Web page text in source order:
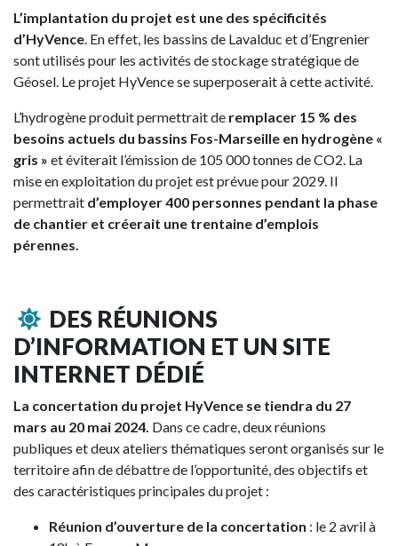
L’implantation du projet est une des spécificités
d’HyVence. En effet, les bassins de Lavalduc et d’Engrenier
sont utilisés pour les activités de stockage stratégique de
Géosel. Le projet HyVence se superposerait à cette activité.
L’hydrogène produit permettrait de remplacer 15 % des
besoins actuels du bassins Fos-Marseille en hydrogène «
gris » et éviterait l’émission de 105 000 tonnes de CO2. La
mise en exploitation du projet est prévue pour 2029. Il
permettrait d’employer 400 personnes pendant la phase
de chantier et créerait une trentaine d’emplois
pérennes.
DES RÉUNIONS
D’INFORMATION ET UN SITE
INTERNET DÉDIÉ
La concertation du projet HyVence se tiendra du 27
mars au 20 mai 2024. Dans ce cadre, deux réunions
publiques et deux ateliers thématiques seront organisés sur le
territoire afin de débattre de l’opportunité, des objectifs et
des caractéristiques principales du projet :
Réunion d’ouverture de la concertation : le 2 avril à